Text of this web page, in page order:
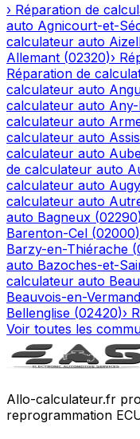
› Réparation de
auto Agnicourt-et-
calculateur auto
Allemant (02320)›
Réparation de
calculateur auto
calculateur auto
calculateur auto
calculateur auto
calculateur auto
de calculateur auto
calculateur auto Augy
calculateur auto
auto Bagneux (02290
Barenton-Cel (02000)
Barzy-en-Thiérache (
auto Bazoches-et-
calculateur auto
Beauvois-en-
Bellenglise (02420)›
Voir toutes les
Allo-calculateur.fr
reprogrammation